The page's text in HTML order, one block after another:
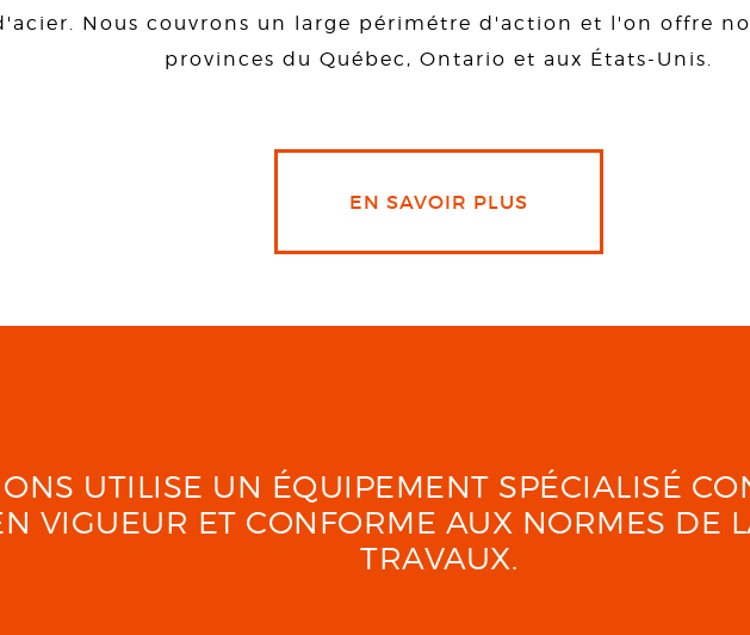
Nous couvrons un large périmétre d'action et l'on offre
provinces du Québec, Ontario et aux États-Unis.
EN SAVOIR PLUS
UTILISE UN ÉQUIPEMENT SPÉCIALISÉ
VIGUEUR ET CONFORME AUX NORMES DE
TRAVAUX.